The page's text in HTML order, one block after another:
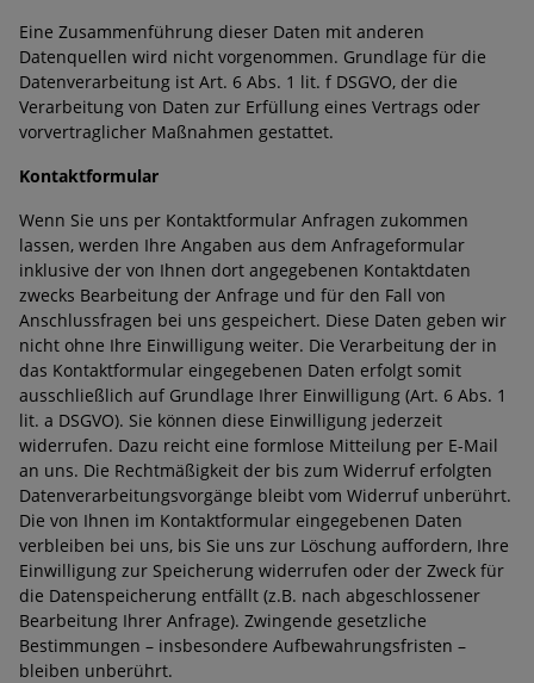
Eine Zusammenführung dieser Daten mit anderen
Datenquellen wird nicht vorgenommen. Grundlage für die
Datenverarbeitung ist Art. 6 Abs. 1 lit. f DSGVO, der die
Verarbeitung von Daten zur Erfüllung eines Vertrags oder
vorvertraglicher Maßnahmen gestattet.
Kontaktformular
Wenn Sie uns per Kontaktformular Anfragen zukommen
lassen, werden Ihre Angaben aus dem Anfrageformular
inklusive der von Ihnen dort angegebenen Kontaktdaten
zwecks Bearbeitung der Anfrage und für den Fall von
Anschlussfragen bei uns gespeichert. Diese Daten geben wir
nicht ohne Ihre Einwilligung weiter. Die Verarbeitung der in
das Kontaktformular eingegebenen Daten erfolgt somit
ausschließlich auf Grundlage Ihrer Einwilligung (Art. 6 Abs. 1
lit. a DSGVO). Sie können diese Einwilligung jederzeit
widerrufen. Dazu reicht eine formlose Mitteilung per E-Mail
an uns. Die Rechtmäßigkeit der bis zum Widerruf erfolgten
Datenverarbeitungsvorgänge bleibt vom Widerruf unberührt.
Die von Ihnen im Kontaktformular eingegebenen Daten
verbleiben bei uns, bis Sie uns zur Löschung auffordern, Ihre
Einwilligung zur Speicherung widerrufen oder der Zweck für
die Datenspeicherung entfällt (z.B. nach abgeschlossener
Bearbeitung Ihrer Anfrage). Zwingende gesetzliche
Bestimmungen – insbesondere Aufbewahrungsfristen –
bleiben unberührt.